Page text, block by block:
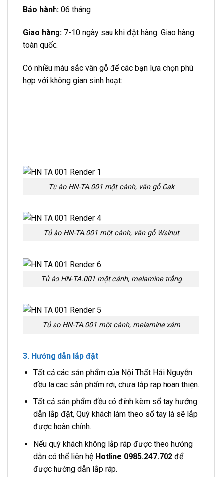
Bảo hành: 06 tháng
Giao hàng: 7-10 ngày sau khi đặt hàng. Giao hàng
toàn quốc.
Có nhiều màu sắc vân gỗ để các bạn lựa chọn phù
hợp với không gian sinh hoạt:
Tủ áo HN-TA.001 một cánh, vân gỗ Oak
Tủ áo HN-TA.001 một cánh, vân gỗ Walnut
Tủ áo HN-TA.001 một cánh, melamine trắng
Tủ áo HN-TA.001 một cánh, melamine xám
3. Hướng dẫn lắp đặt
Tất cả các sản phẩm của Nội Thất Hải Nguyễn
đều là các sản phẩm rời, chưa lắp ráp hoàn thiện.
Tất cả sản phẩm đều có đính kèm sổ tay hướng
dẫn lắp đặt, Quý khách làm theo sổ tay là sẽ lắp
được hoàn chỉnh.
Nếu quý khách không lắp ráp được theo hướng
dẫn có thể liên hệ Hotline 0985.247.702để
được hướng dẫn lắp ráp.